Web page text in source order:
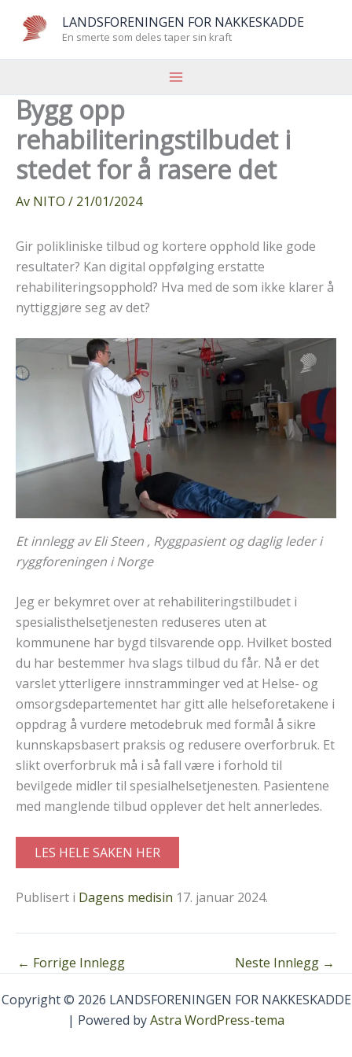
LANDSFORENINGEN FOR NAKKESKADDE
En smerte som deles taper sin kraft
Bygg opp
rehabiliteringstilbudet i
stedet for å rasere det
Av NITO / 21/01/2024
Gir polikliniske tilbud og kortere opphold like gode
resultater? Kan digital oppfølging erstatte
rehabiliteringsopphold? Hva med de som ikke klarer å
nyttiggjøre seg av det?
Et innlegg av Eli Steen , Ryggpasient og daglig leder i
ryggforeningen i Norge
Jeg er bekymret over at rehabiliteringstilbudet i
spesialisthelsetjenesten reduseres uten at
kommunene har bygd tilsvarende opp. Hvilket bosted
du har bestemmer hva slags tilbud du får. Nå er det
varslet ytterligere innstramminger ved at Helse- og
omsorgsdepartementet har gitt alle helseforetakene i
oppdrag å vurdere metodebruk med formål å sikre
kunnskapsbasert praksis og redusere overforbruk. Et
slikt overforbruk må i så fall være i forhold til
bevilgede midler til spesialhelsetjenesten. Pasientene
med manglende tilbud opplever det helt annerledes.
LES HELE SAKEN HER
Publisert i Dagens medisin 17. januar 2024.
← Forrige Innlegg Neste Innlegg →
Copyright © 2026 LANDSFORENINGEN FOR NAKKESKADDE
| Powered byAstra WordPress-tema